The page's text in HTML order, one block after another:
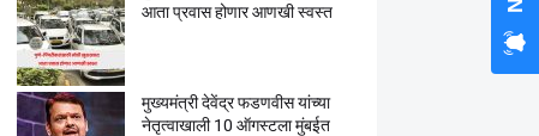
आता प्रवास होणार आणखी स्वस्त
मुख्यमंत्री देवेंद्र फडणवीस यांच्या
नेतृत्वाखाली 10 ऑगस्टला मुंबईत